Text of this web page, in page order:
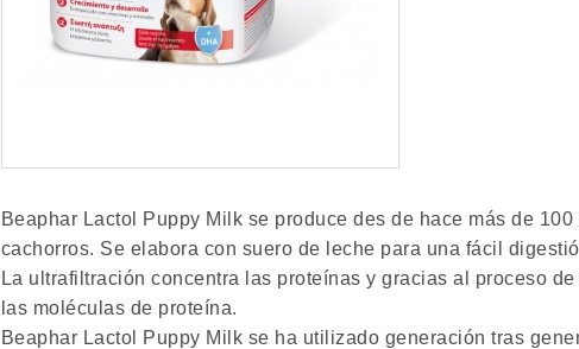
Beaphar Lactol Puppy Milk se produce des de hace más de
cachorros. Se elabora con suero de leche para una fácil
La ultrafiltración concentra las proteínas y gracias al proceso
las moléculas de proteína.
Beaphar Lactol Puppy Milk se ha utilizado generación tras